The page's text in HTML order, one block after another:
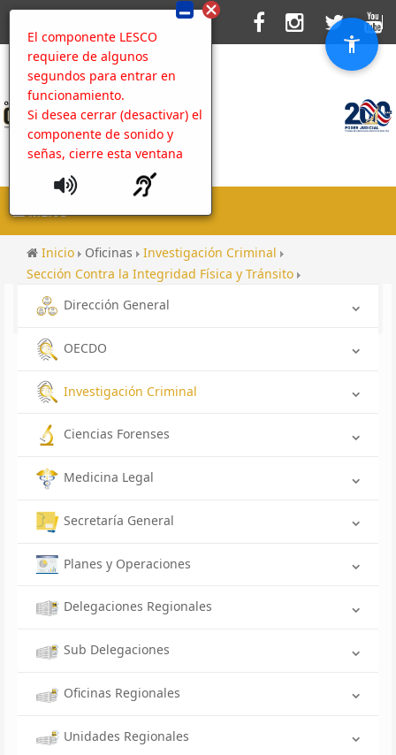
El componente LESCO
requiere de algunos
segundos para entrar en
funcionamiento.
Si desea cerrar (desactivar) el
componente de sonido y
señas, cierre esta ventana
MENU
Inicio Oficinas
Investigación Criminal
Sección Contra la Integridad Física y Tránsito
Investigación Criminal
Sección Especializada de Crimen Organizado
Dirección General
OECDO
Investigación Criminal
Ciencias Forenses
Medicina Legal
Secretaría General
Planes y Operaciones
Delegaciones Regionales
Sub Delegaciones
Oficinas Regionales
Unidades Regionales